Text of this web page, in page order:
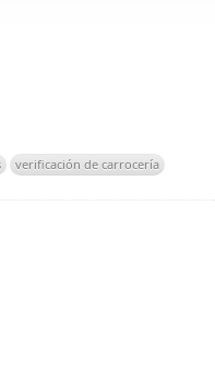
verificación de carrocería